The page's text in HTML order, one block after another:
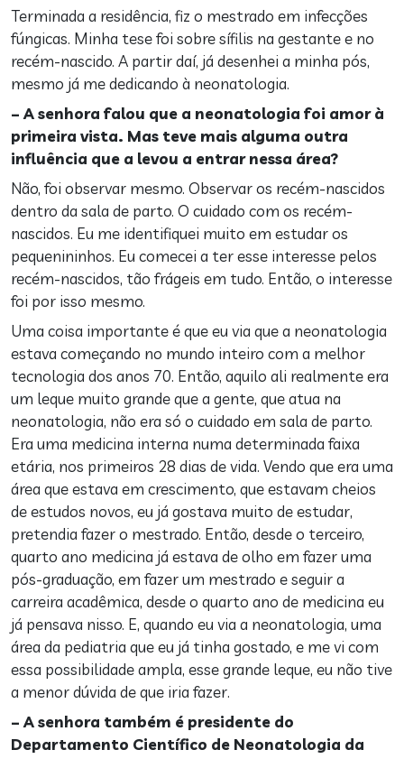
Terminada a residência, fiz o mestrado em infecções
fúngicas. Minha tese foi sobre sífilis na gestante e no
recém-nascido. A partir daí, já desenhei a minha pós,
mesmo já me dedicando à neonatologia.
– A senhora falou que a neonatologia foi amor à
primeira vista. Mas teve mais alguma outra
influência que a levou a entrar nessa área?
Não, foi observar mesmo. Observar os recém-nascidos
dentro da sala de parto. O cuidado com os recém-
nascidos. Eu me identifiquei muito em estudar os
pequenininhos. Eu comecei a ter esse interesse pelos
recém-nascidos, tão frágeis em tudo. Então, o interesse
foi por isso mesmo.
Uma coisa importante é que eu via que a neonatologia
estava começando no mundo inteiro com a melhor
tecnologia dos anos 70. Então, aquilo ali realmente era
um leque muito grande que a gente, que atua na
neonatologia, não era só o cuidado em sala de parto.
Era uma medicina interna numa determinada faixa
etária, nos primeiros 28 dias de vida. Vendo que era uma
área que estava em crescimento, que estavam cheios
de estudos novos, eu já gostava muito de estudar,
pretendia fazer o mestrado. Então, desde o terceiro,
quarto ano medicina já estava de olho em fazer uma
pós-graduação, em fazer um mestrado e seguir a
carreira acadêmica, desde o quarto ano de medicina eu
já pensava nisso. E, quando eu via a neonatologia, uma
área da pediatria que eu já tinha gostado, e me vi com
essa possibilidade ampla, esse grande leque, eu não tive
a menor dúvida de que iria fazer.
– A senhora também é presidente do
Departamento Científico de Neonatologia da